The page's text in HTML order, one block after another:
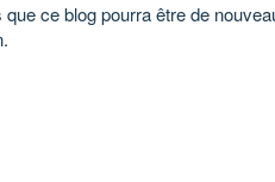
ce blog pourra être de